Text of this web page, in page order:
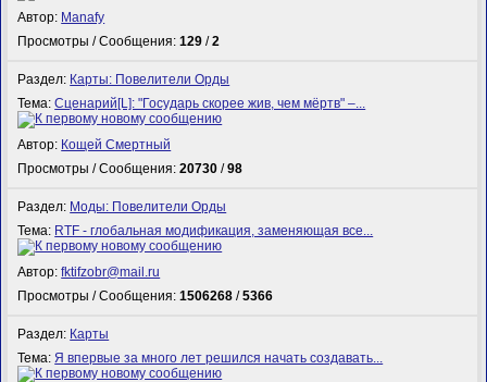
Автор: Manafy
Просмотры / Сообщения:129 /2
Раздел: Карты: Повелители Орды
Тема:Сценарий[L]: "Государь скорее жив, чем мёртв" –...
Автор: Кощей Смертный
Просмотры / Сообщения:20730 /98
Раздел: Моды: Повелители Орды
Тема: RTF - глобальная модификация, заменяющая все...
Автор:fktifzobr@mail.ru
Просмотры / Сообщения:1506268 /5366
Раздел: Карты
Тема:Я впервые за много лет решился начать создавать...